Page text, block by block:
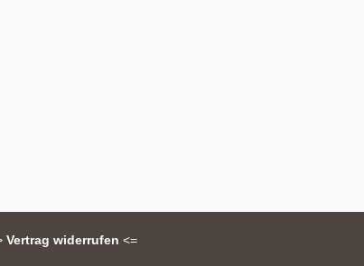
Vertrag widerrufen <=